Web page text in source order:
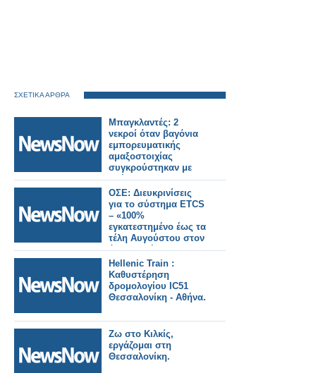
ΣΧΕΤΙΚΑ ΑΡΘΡΑ
Μπαγκλαντές: 2
νεκροί όταν βαγόνια
εμπορευματικής
αμαξοστοιχίας
συγκρούστηκαν με
οχήματα.
ΟΣΕ: Διευκρινίσεις
για το σύστημα ETCS
– «100%
εγκατεστημένο έως τα
τέλη Αυγούστου στον
άξονα Αθήνα –
Θεσσαλονίκη».
Hellenic Train :
Καθυστέρηση
δρομολογίου IC51
Θεσσαλονίκη - Αθήνα.
Ζω στο Κιλκίς,
εργάζομαι στη
Θεσσαλονίκη.